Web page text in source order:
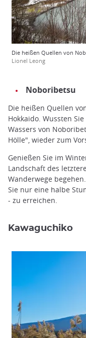
Die heißen Quellen von
Lionel Leong
Noboribetsu
Die heißen Quellen
Hokkaido. Wussten
Wassers von
Hölle", wieder zum
Genießen Sie im
Landschaft des
Wanderwege
Sie nur eine halbe
- zu erreichen.
Kawaguchiko